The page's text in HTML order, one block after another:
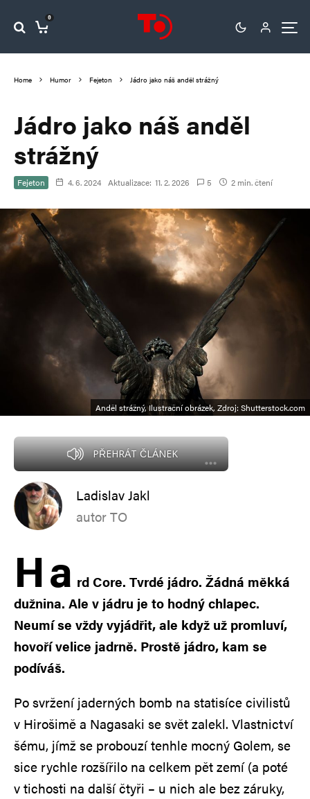
0
Home Humor Fejeton Jádro jako náš anděl strážný
Jádro jako náš anděl
strážný
Fejeton 4. 6. 2024 Aktualizace: 11. 2. 2026 5 2 min. čtení
Anděl strážný, Ilustrační obrázek, Zdroj: Shutterstock.com
PŘEHRÁT ČLÁNEK
Ladislav Jakl
autor TO
Ha rd Core. Tvrdé jádro. Žádná měkká
dužnina. Ale v jádru je to hodný chlapec.
Neumí se vždy vyjádřit, ale když už promluví,
hovoří velice jadrně. Prostě jádro, kam se
podíváš.
Po svržení jaderných bomb na statisíce civilistů
v Hirošimě a Nagasaki se svět zalekl. Vlastnictví
šému, jímž se probouzí tenhle mocný Golem, se
sice rychle rozšířilo na celkem pět zemí (a poté
v tichosti na další čtyři – u nich ale bez záruky,